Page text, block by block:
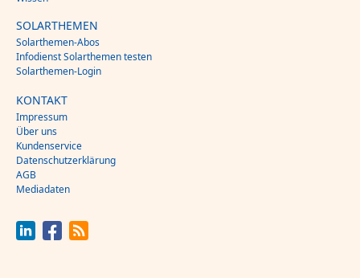
SOLARTHEMEN
Solarthemen-Abos
Infodienst Solarthemen testen
Solarthemen-Login
KONTAKT
Impressum
Über uns
Kundenservice
Datenschutzerklärung
AGB
Mediadaten